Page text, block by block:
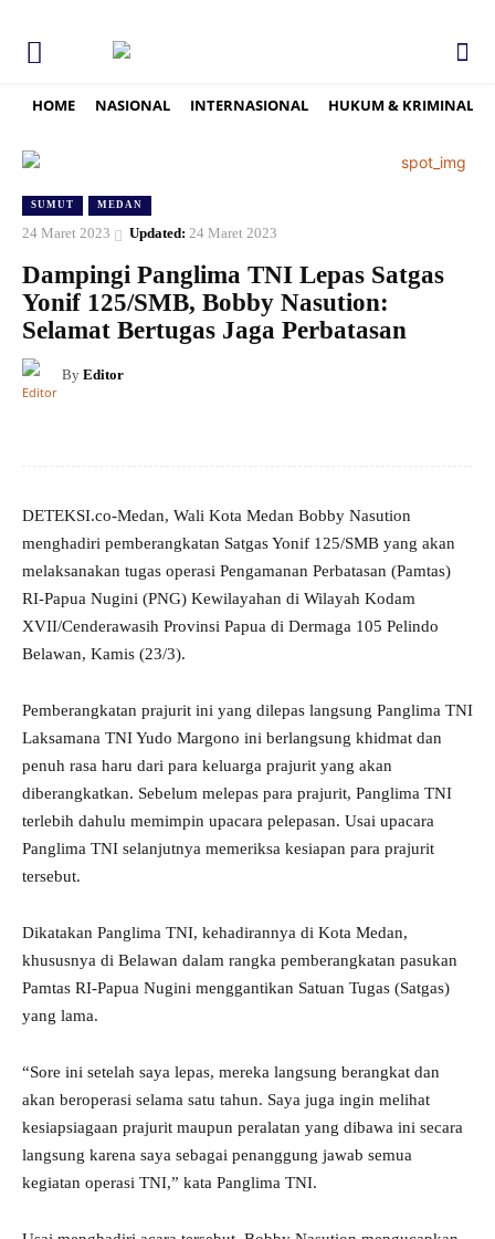
HOME NASIONAL INTERNASIONAL HUKUM & KRIMINAL
SUMUT MEDAN
24 Maret 2023 Updated: 24 Maret 2023
Dampingi Panglima TNI Lepas Satgas
Yonif 125/SMB, Bobby Nasution:
Selamat Bertugas Jaga Perbatasan
By Editor
DETEKSI.co-Medan, Wali Kota Medan Bobby Nasution
menghadiri pemberangkatan Satgas Yonif 125/SMB yang akan
melaksanakan tugas operasi Pengamanan Perbatasan (Pamtas)
RI-Papua Nugini (PNG) Kewilayahan di Wilayah Kodam
XVII/Cenderawasih Provinsi Papua di Dermaga 105 Pelindo
Belawan, Kamis (23/3).
Pemberangkatan prajurit ini yang dilepas langsung Panglima TNI
Laksamana TNI Yudo Margono ini berlangsung khidmat dan
penuh rasa haru dari para keluarga prajurit yang akan
diberangkatkan. Sebelum melepas para prajurit, Panglima TNI
terlebih dahulu memimpin upacara pelepasan. Usai upacara
Panglima TNI selanjutnya memeriksa kesiapan para prajurit
tersebut.
Dikatakan Panglima TNI, kehadirannya di Kota Medan,
khususnya di Belawan dalam rangka pemberangkatan pasukan
Pamtas RI-Papua Nugini menggantikan Satuan Tugas (Satgas)
yang lama.
“Sore ini setelah saya lepas, mereka langsung berangkat dan
akan beroperasi selama satu tahun. Saya juga ingin melihat
kesiapsiagaan prajurit maupun peralatan yang dibawa ini secara
langsung karena saya sebagai penanggung jawab semua
kegiatan operasi TNI,” kata Panglima TNI.